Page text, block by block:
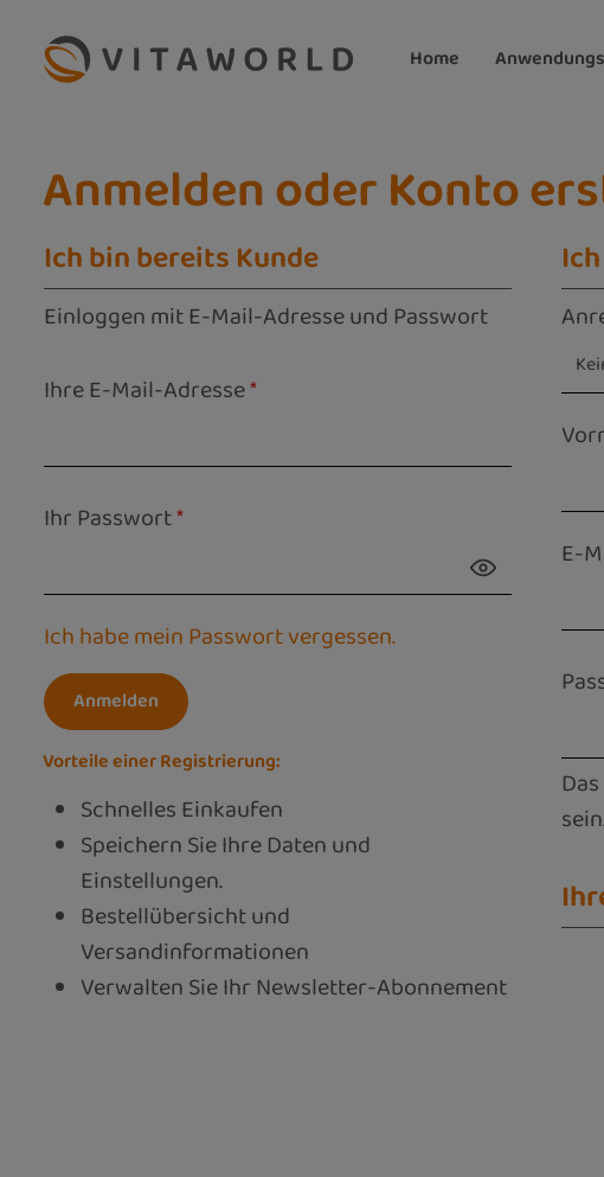
Hauptinhalt springen
Zur Suche springen
Zur Hauptnavigation springen
Home
Anmelden oder Konto
Ich bin bereits Kunde
Einloggen mit E-Mail-Adresse und Passwort
Ihre E-Mail-Adresse*
Ihr Passwort*
Ich habe mein Passwort vergessen.
Anmelden
Vorteile einer Registrierung:
Schnelles Einkaufen
Speichern Sie Ihre Daten und
Einstellungen.
Bestellübersicht und
Versandinformationen
Verwalten Sie Ihr Newsletter-Abonnement
E-